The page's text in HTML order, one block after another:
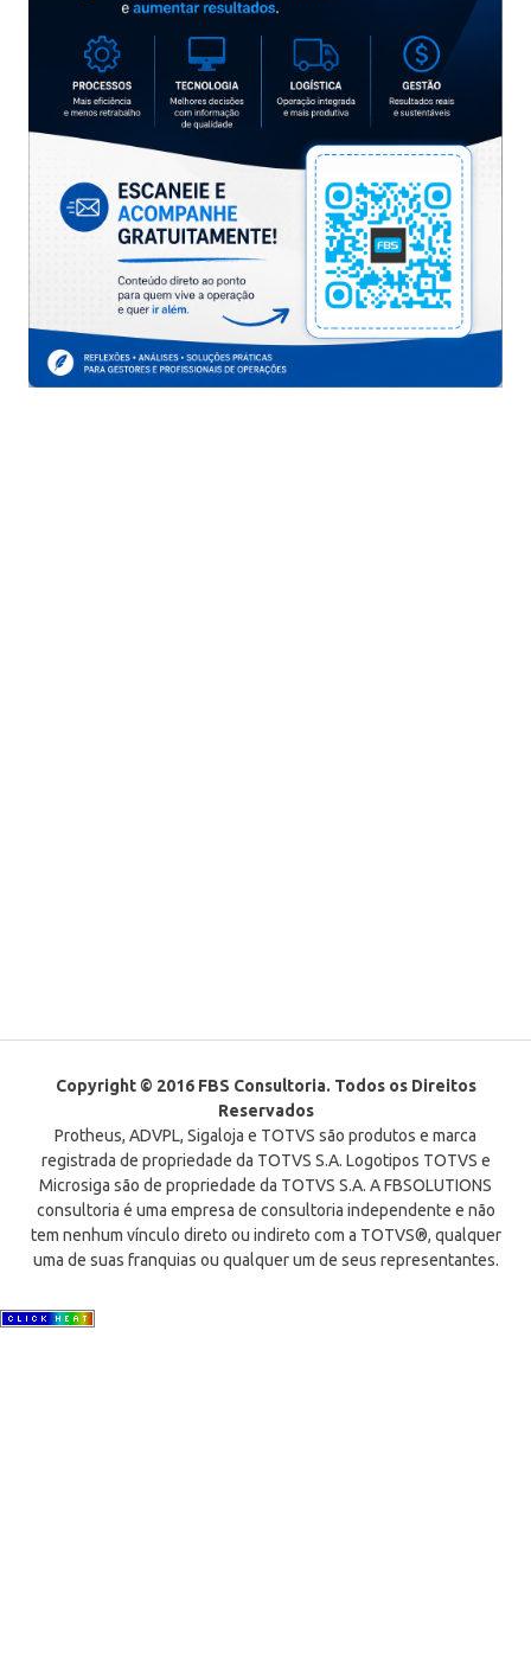
Copyright © 2016 FBS Consultoria. Todos os Direitos
Reservados
Protheus, ADVPL, Sigaloja e TOTVS são produtos e marca
registrada de propriedade da TOTVS S.A. Logotipos TOTVS e
Microsiga são de propriedade da TOTVS S.A. A FBSOLUTIONS
consultoria é uma empresa de consultoria independente e não
tem nenhum vínculo direto ou indireto com a TOTVS®, qualquer
uma de suas franquias ou qualquer um de seus representantes.